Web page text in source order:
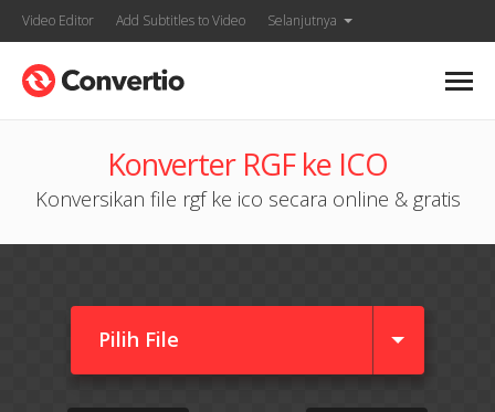
Video Editor Add Subtitles to Video Selanjutnya
Konverter RGF ke ICO
Konversikan file rgf ke ico secara online & gratis
Pilih File